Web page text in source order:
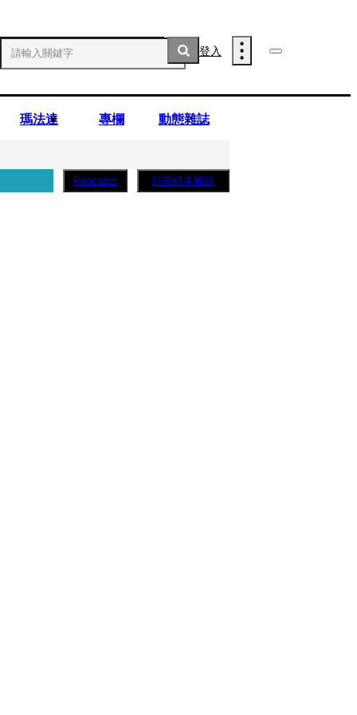
登入
瑪法達 專欄 動態雜誌
Podcasts 訂閱紙本雜誌